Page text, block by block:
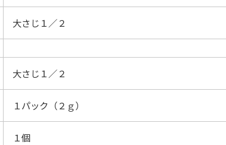
大さじ１／２
大さじ１／２
１パック（２ｇ）
１個